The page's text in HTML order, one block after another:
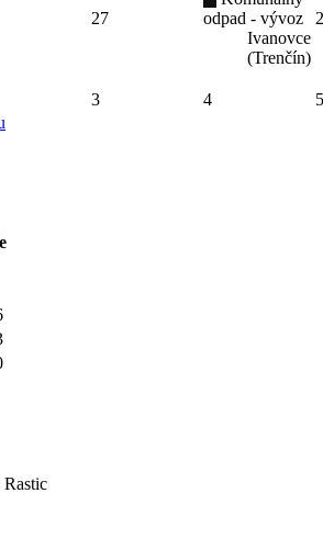
27
odpad - vývoz
Ivanovce
(Trenčín)
3 4
5
Rastic